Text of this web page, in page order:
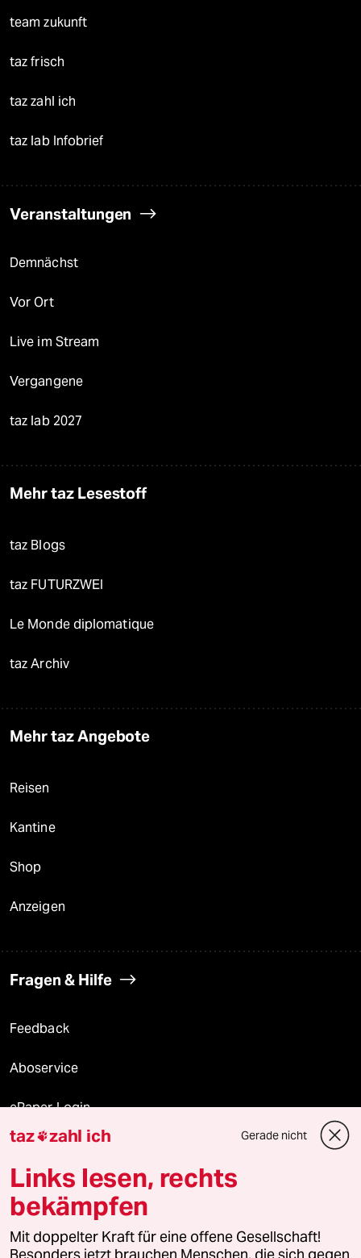
team zukunft
taz frisch
taz zahl ich
taz lab Infobrief
Veranstaltungen
Demnächst
Vor Ort
Live im Stream
Vergangene
taz lab 2027
Mehr taz Lesestoff
taz Blogs
taz FUTURZWEI
Le Monde diplomatique
taz Archiv
Mehr taz Angebote
Reisen
Kantine
Shop
Anzeigen
Fragen & Hilfe
Feedback
Aboservice
ePaper Login
Downloads für Abonnierende
© 2026 taz Verlags und Vertriebs GmbH
Alle Rechte vorbehalten. Bei rechtlichen Fragen oder für Genehmigungen
wenden Sie sich bitte an
lizenzen@taz.de
taz zahl ich Gerade nicht
Links lesen, rechts
bekämpfen
Mit doppelter Kraft für eine offene Gesellschaft!